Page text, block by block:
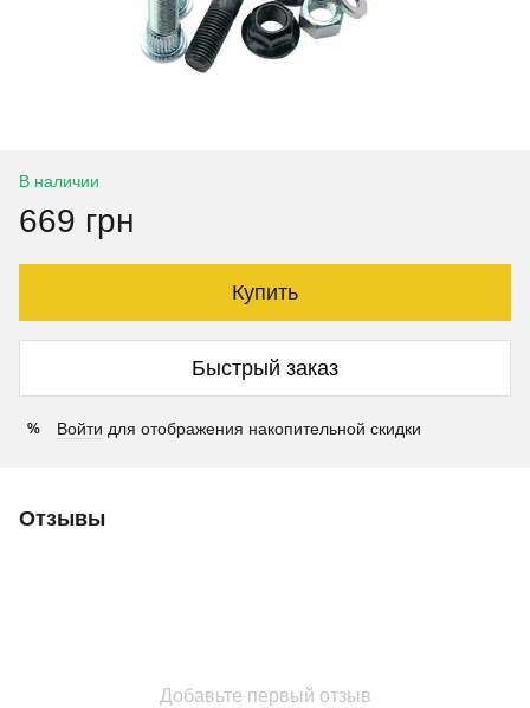
В наличии
669 грн
Купить
Быстрый заказ
% Войти для отображения накопительной скидки
Отзывы
Добавьте первый отзыв